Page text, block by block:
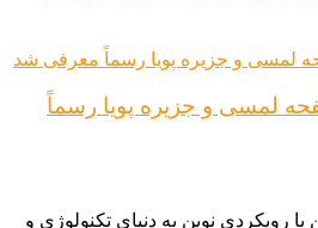
۲۰۲۶ با صفحه لمسی و جزیره پویا رسماً
با رویکردی نوین به دنیای تکنولوژی و